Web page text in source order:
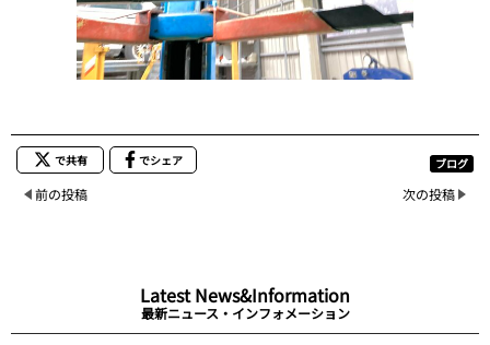
で共有 でシェア ブログ
前の投稿 次の投稿
Latest News&Information
最新ニュース・インフォメーション